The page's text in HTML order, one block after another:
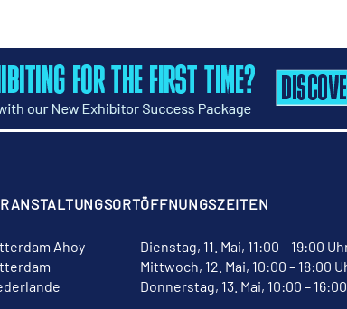
Ahoy
ÖFFNUNGSZEITEN
Dienstag, 11. Mai, 11:00 – 19:00
Mittwoch, 12. Mai, 10:00 – 18:00
Donnerstag, 13. Mai, 10:00 –